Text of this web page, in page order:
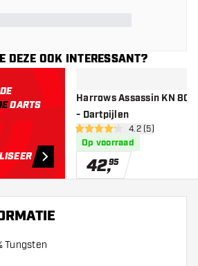
DEZE OOK INTERESSANT?
DARTS
Harrows Assassin KN
- Dartpijlen
open reviews
4.2 score sterren4.2 (5)
Op voorraad
42,95
Tungsten